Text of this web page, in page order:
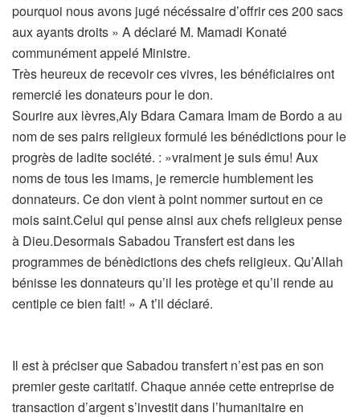
pourquoi nous avons jugé nécéssaire d’offrir ces 200 sacs
aux ayants droits » A déclaré M. Mamadi Konaté
communément appelé Ministre.
Très heureux de recevoir ces vivres, les bénéficiaires ont
remercié les donateurs pour le don.
Sourire aux lèvres,Aly Bdara Camara Imam de Bordo a au
nom de ses pairs religieux formulé les bénédictions pour le
progrès de ladite société. : »vraiment je suis ému! Aux
noms de tous les imams, je remercie humblement les
donnateurs. Ce don vient à point nommer surtout en ce
mois saint.Celui qui pense ainsi aux chefs religieux pense
à Dieu.Desormais Sabadou Transfert est dans les
programmes de bénèdictions des chefs religieux. Qu’Allah
bénisse les donnateurs qu’il les protège et qu’il rende au
centiple ce bien fait! » A t’il déclaré.
Il est à préciser que Sabadou transfert n’est pas en son
premier geste caritatif. Chaque année cette entreprise de
transaction d’argent s’investit dans l’humanitaire en